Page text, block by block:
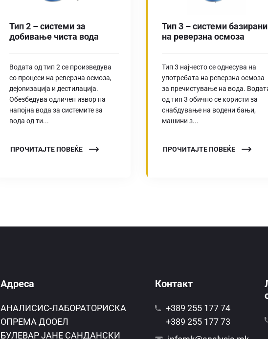
Тип 2 – системи за
добивање чиста вода
Водата од тип 2 се произведува
со процеси на реверзна осмоза,
деjonизација и дестилација.
Обезбедува одличен извор на
напојна вода за системите за
вода од ти...
ПРОЧИТАЈТЕ ПОВЕЌЕ
Тип 3 – системи базирани
на реверзна осмоза
Тип 3 најчесто се однесува на
употребата на реверзна осмоза
за пречистување на вода.
од тип 3 обично се користи за
снабдување на водени бањи,
машини з...
ПРОЧИТАЈТЕ ПОВЕЌЕ
Адреса
AНАЛИСИС-ЛАБОРАТОРИСКА
ОПРЕМА ДООЕЛ
БУЛЕВАР ЈАНЕ САНДАНСКИ
Контакт
+389 255 177 74
+389 255 177 73